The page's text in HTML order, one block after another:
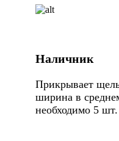
Наличник
Прикрывает
ширина в
необходимо 5